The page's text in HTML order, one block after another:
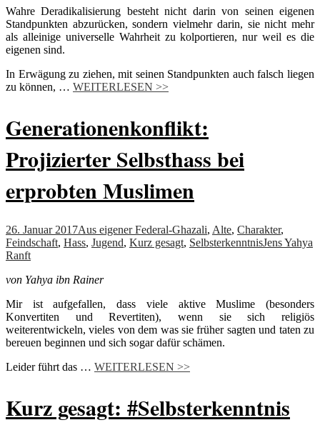
Wahre Deradikalisierung besteht nicht darin von seinen eigenen
Standpunkten abzurücken, sondern vielmehr darin, sie nicht mehr
als alleinige universelle Wahrheit zu kolportieren, nur weil es die
eigenen sind.
In Erwägung zu ziehen, mit seinen Standpunkten auch falsch liegen
zu können, … WEITERLESEN >>
Generationenkonflikt:
Projizierter Selbsthass bei
erprobten Muslimen
26. Januar 2017Aus eigener Federal-Ghazali, Alte, Charakter,
Feindschaft, Hass, Jugend, Kurz gesagt, SelbsterkenntnisJens Yahya
Ranft
von Yahya ibn Rainer
Mir ist aufgefallen, dass viele aktive Muslime (besonders
Konvertiten und Revertiten), wenn sie sich religiös
weiterentwickeln, vieles von dem was sie früher sagten und taten zu
bereuen beginnen und sich sogar dafür schämen.
Leider führt das … WEITERLESEN >>
Kurz gesagt: #Selbsterkenntnis